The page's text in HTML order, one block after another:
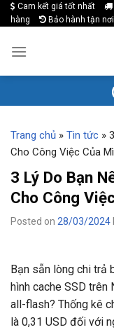
Skip
to
content
Cam kết giá tốt nhất
hàng
Bảo hành tận nơi
Trang chủ » Tin tức »
Cho Công Việc Của
3 Lý Do Bạn
Cho Công
Posted on 28/03/2024
Bạn sẵn lòng chi trả
hình cache SSD
all-flash? Thống kê
là 0,31 USD đối với